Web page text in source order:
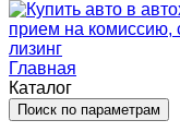
Главная
Каталог
Поиск по параметрам